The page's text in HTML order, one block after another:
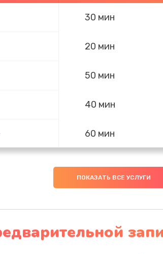
30 мин
20 мин
50 мин
40 мин
60 мин
50 мин
60 мин
ПОКАЗАТЬ ВСЕ УСЛУГИ